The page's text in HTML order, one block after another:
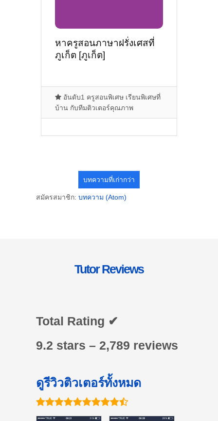
หาครูสอนภาษาฝรั่งเศสที่
ภูเก็ต [ภูเก็ต]
อันดับ1 ครูสอนพิเศษ เรียนพิเศษที่
บ้าน กับทีมติวเตอร์คุณภาพ
บทความที่เก่ากว่า
สมัครสมาชิก: บทความ (Atom)
Tutor Reviews
Total Rating ✔
9.2 stars – 2,789 reviews
ดูรีวิวติวเตอร์ทั้งหมด